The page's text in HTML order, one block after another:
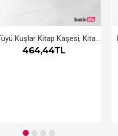
Kuş Tüyü Kuşlar Kitap Kaşesi, Kitap Damgası, Kitap Mührü
464,44TL